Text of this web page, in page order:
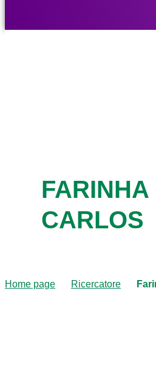
FARINHA
CARLOS
Home page Ricercatore